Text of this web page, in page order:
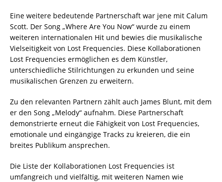
Eine weitere bedeutende Partnerschaft war jene mit Calum
Scott. Der Song „Where Are You Now“ wurde zu einem
weiteren internationalen Hit und bewies die musikalische
Vielseitigkeit von Lost Frequencies. Diese Kollaborationen
Lost Frequencies ermöglichen es dem Künstler,
unterschiedliche Stilrichtungen zu erkunden und seine
musikalischen Grenzen zu erweitern.
Zu den relevanten Partnern zählt auch James Blunt, mit dem
er den Song „Melody“ aufnahm. Diese Partnerschaft
demonstrierte erneut die Fähigkeit von Lost Frequencies,
emotionale und eingängige Tracks zu kreieren, die ein
breites Publikum ansprechen.
Die Liste der Kollaborationen Lost Frequencies ist
umfangreich und vielfältig, mit weiteren Namen wie